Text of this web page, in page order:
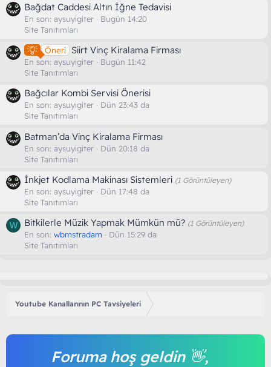
Bağdat Caddesi Altın İğne Tedavisi
En son: aysuyigiter
Bugün 14:20
Site Tanıtımları
Öneri Siirt Vinç Kiralama Firması
En son: aysuyigiter
Bugün 11:42
Site Tanıtımları
Bağcılar Kombi Servisi Önerisi
En son: aysuyigiter
Dün 23:43 da
Site Tanıtımları
Batman’da Vinç Kiralama Firması
En son: aysuyigiter
Dün 20:18 da
Site Tanıtımları
İnkjet Kodlama Makinası Sistemleri (1 Görüntüleyen)
En son: aysuyigiter
Dün 17:48 da
Site Tanıtımları
W Bitkilerle Müzik Yapmak Mümkün mü? (1 Görüntüleyen)
En son: wbmstradam
Dün 15:29 da
Site Tanıtımları
Youtube Kanallarının PC Tavsiyeleri
Foruma hoş geldin 👋,